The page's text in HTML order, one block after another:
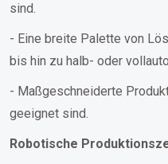
sind.
- Eine breite Palette von
bis hin zu halb- oder
- Maßgeschneiderte
geeignet sind.
Robotische